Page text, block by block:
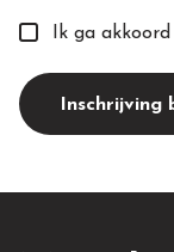
Inschrijving